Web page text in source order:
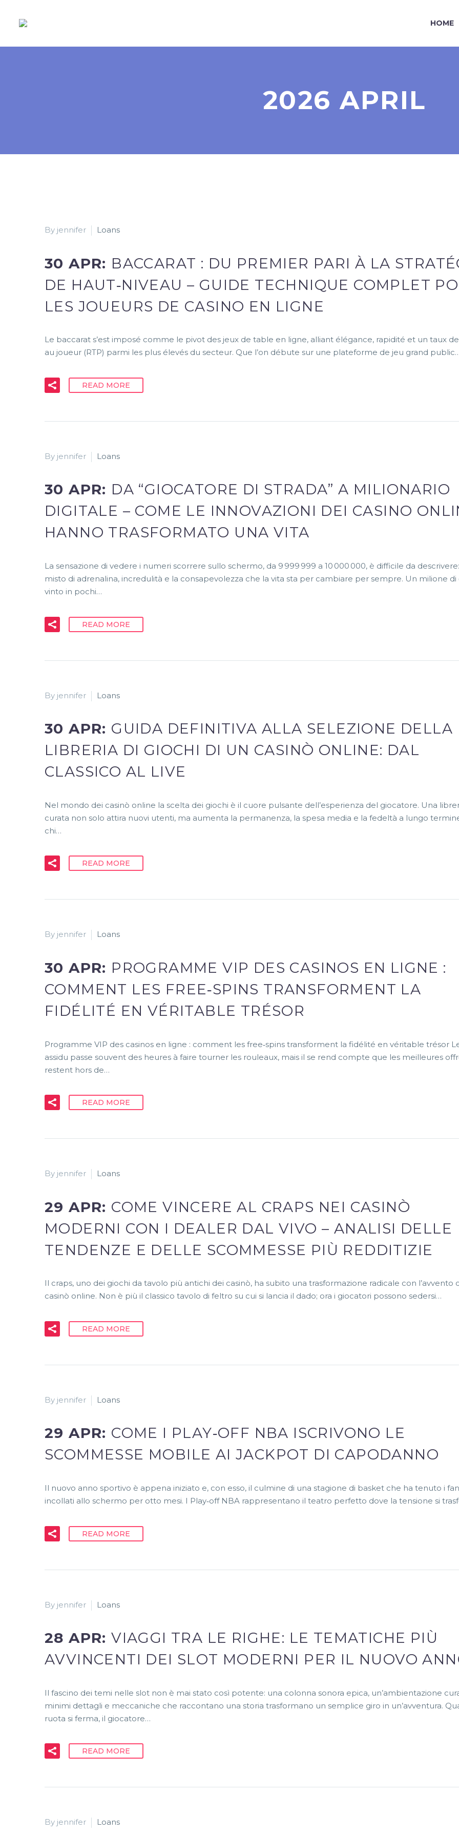
HOME
2026 APRIL
By jennifer Loans
30 APR: BACCARAT : DU PREMIER PARI À LA
DE HAUT‑NIVEAU – GUIDE TECHNIQUE COMPLET
LES JOUEURS DE CASINO EN LIGNE
Le baccarat s’est imposé comme le pivot des jeux de table en ligne, alliant élégance, rapidité et un taux
au joueur (RTP) parmi les plus élevés du secteur. Que l’on débute sur une plateforme de jeu grand
READ MORE
By jennifer Loans
30 APR: DA “GIOCATORE DI STRADA” A MILIONARIO
DIGITALE – COME LE INNOVAZIONI DEI CASINO
HANNO TRASFORMATO UNA VITA
La sensazione di vedere i numeri scorrere sullo schermo, da 9 999 999 a 10 000 000, è difficile da
misto di adrenalina, incredulità e la consapevolezza che la vita sta per cambiare per sempre. Un milione di
vinto in pochi…
READ MORE
By jennifer Loans
30 APR: GUIDA DEFINITIVA ALLA SELEZIONE DELLA
LIBRERIA DI GIOCHI DI UN CASINÒ ONLINE: DAL
CLASSICO AL LIVE
Nel mondo dei casinò online la scelta dei giochi è il cuore pulsante dell’esperienza del giocatore. Una
curata non solo attira nuovi utenti, ma aumenta la permanenza, la spesa media e la fedeltà a lungo
chi…
READ MORE
By jennifer Loans
30 APR: PROGRAMME VIP DES CASINOS EN LIGNE :
COMMENT LES FREE‑SPINS TRANSFORMENT LA
FIDÉLITÉ EN VÉRITABLE TRÉSOR
Programme VIP des casinos en ligne : comment les free‑spins transforment la fidélité en véritable trésor
assidu passe souvent des heures à faire tourner les rouleaux, mais il se rend compte que les meilleures
restent hors de…
READ MORE
By jennifer Loans
29 APR: COME VINCERE AL CRAPS NEI CASINÒ
MODERNI CON I DEALER DAL VIVO – ANALISI DELLE
TENDENZE E DELLE SCOMMESSE PIÙ REDDITIZIE
Il craps, uno dei giochi da tavolo più antichi dei casinò, ha subito una trasformazione radicale con l’avvento
casinò online. Non è più il classico tavolo di feltro su cui si lancia il dado; ora i giocatori possono sedersi…
READ MORE
By jennifer Loans
29 APR: COME I PLAY‑OFF NBA ISCRIVONO LE
SCOMMESSE MOBILE AI JACKPOT DI CAPODANNO
Il nuovo anno sportivo è appena iniziato e, con esso, il culmine di una stagione di basket che ha tenuto i fan
incollati allo schermo per otto mesi. I Play‑off NBA rappresentano il teatro perfetto dove la tensione si
READ MORE
By jennifer Loans
28 APR:VIAGGI TRA LE RIGHE: LE TEMATICHE PIÙ
AVVINCENTI DEI SLOT MODERNI PER IL NUOVO
Il fascino dei temi nelle slot non è mai stato così potente: una colonna sonora epica, un’ambientazione
minimi dettagli e meccaniche che raccontano una storia trasformano un semplice giro in un’avventura.
ruota si ferma, il giocatore…
READ MORE
By jennifer Loans